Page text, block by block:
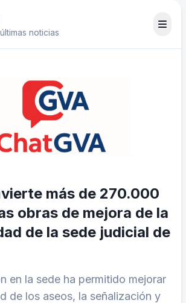
noticias
más de 270.000
obras de mejora de la
de la sede judicial de
en la sede ha permitido mejorar
de los aseos, la señalización y